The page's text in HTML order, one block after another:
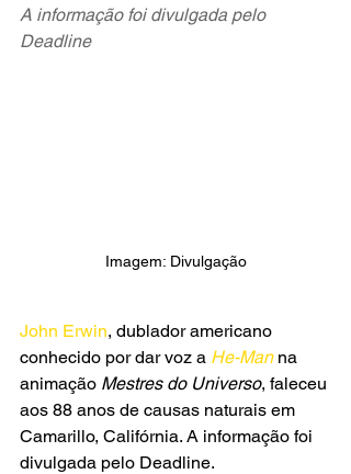
A informação foi divulgada pelo
Deadline
Imagem: Divulgação
John Erwin, dublador americano
conhecido por dar voz a He-Man na
animação Mestres do Universo, faleceu
aos 88 anos de causas naturais em
Camarillo, Califórnia. A informação foi
divulgada pelo Deadline.